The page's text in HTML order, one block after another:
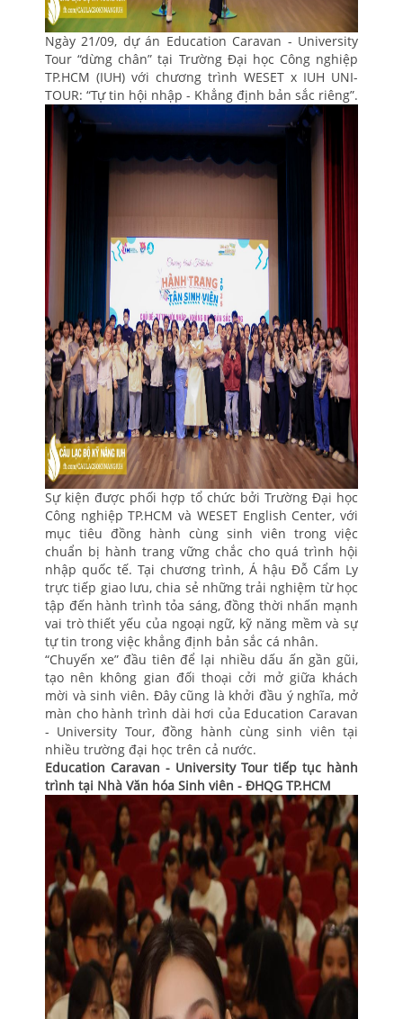
Ngày 21/09, dự án Education Caravan - University
Tour “dừng chân” tại Trường Đại học Công nghiệp
TP.HCM (IUH) với chương trình WESET x IUH UNI-
TOUR: “Tự tin hội nhập - Khẳng định bản sắc riêng”.
Sự kiện được phối hợp tổ chức bởi Trường Đại học
Công nghiệp TP.HCM và WESET English Center, với
mục tiêu đồng hành cùng sinh viên trong việc
chuẩn bị hành trang vững chắc cho quá trình hội
nhập quốc tế. Tại chương trình, Á hậu Đỗ Cẩm Ly
trực tiếp giao lưu, chia sẻ những trải nghiệm từ học
tập đến hành trình tỏa sáng, đồng thời nhấn mạnh
vai trò thiết yếu của ngoại ngữ, kỹ năng mềm và sự
tự tin trong việc khẳng định bản sắc cá nhân.
“Chuyến xe” đầu tiên để lại nhiều dấu ấn gần gũi,
tạo nên không gian đối thoại cởi mở giữa khách
mời và sinh viên. Đây cũng là khởi đầu ý nghĩa, mở
màn cho hành trình dài hơi của Education Caravan
- University Tour, đồng hành cùng sinh viên tại
nhiều trường đại học trên cả nước.
Education Caravan - University Tour tiếp tục hành
trình tại Nhà Văn hóa Sinh viên - ĐHQG TP.HCM